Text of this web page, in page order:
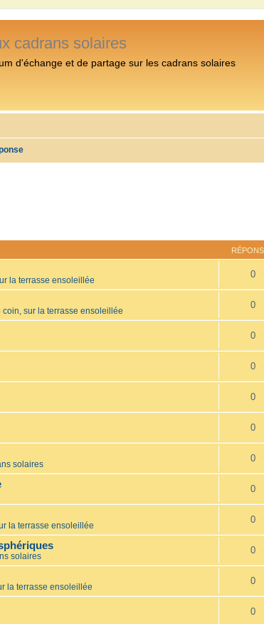
cadrans solaires
d'échange et de partage sur les cadrans solaires
la terrasse ensoleillée
0
coin, sur la terrasse ensoleillée
0
0
0
0
0
solaires
0
0
la terrasse ensoleillée
0
solaires
0
la terrasse ensoleillée
0
0